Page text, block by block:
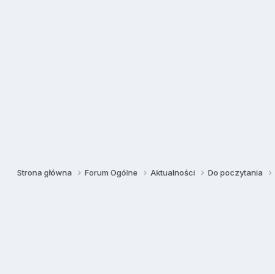
Strona główna Forum Ogólne Aktualności Do poczytania